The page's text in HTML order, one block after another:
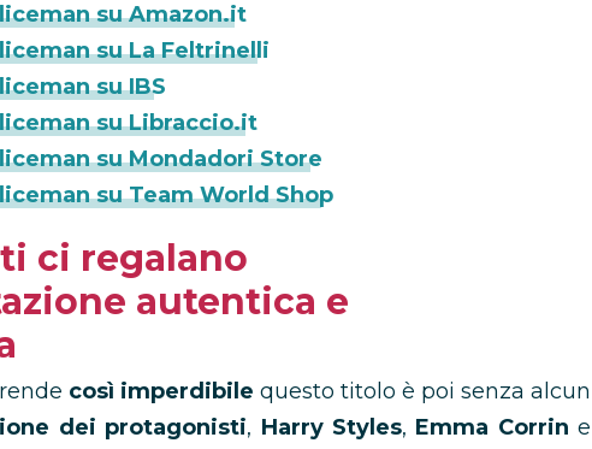
su Amazon.it
su La Feltrinelli
su IBS
su Libraccio.it
su Mondadori Store
su Team World Shop
ci regalano
autentica e
così imperdibile questo titolo è poi senza alcun
dei protagonisti, Harry Styles, Emma Corrin e